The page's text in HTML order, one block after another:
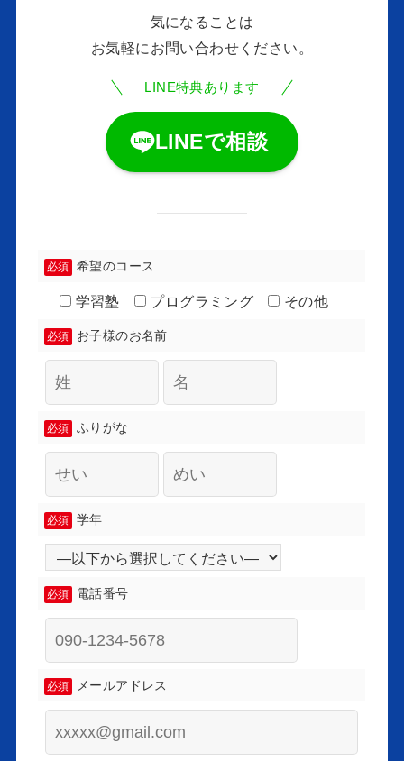
気になることは
お気軽にお問い合わせください。
LINE特典あります
LINEで相談
必須 希望のコース
学習塾 プログラミング その他
必須 お子様のお名前
必須 ふりがな
必須 学年
必須 電話番号
必須 メールアドレス